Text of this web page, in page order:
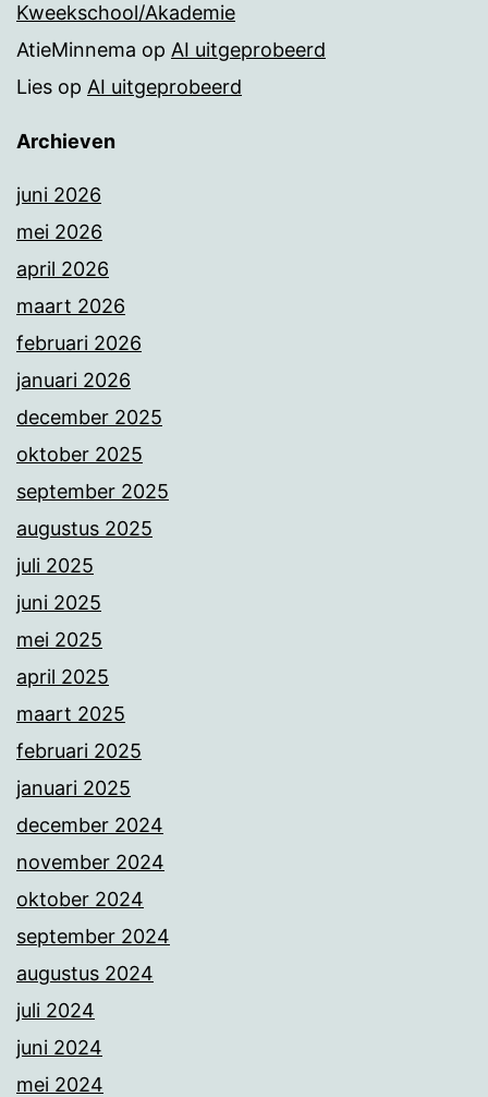
Kweekschool/Akademie
AtieMinnema op AI uitgeprobeerd
Lies op AI uitgeprobeerd
Archieven
juni 2026
mei 2026
april 2026
maart 2026
februari 2026
januari 2026
december 2025
oktober 2025
september 2025
augustus 2025
juli 2025
juni 2025
mei 2025
april 2025
maart 2025
februari 2025
januari 2025
december 2024
november 2024
oktober 2024
september 2024
augustus 2024
juli 2024
juni 2024
mei 2024